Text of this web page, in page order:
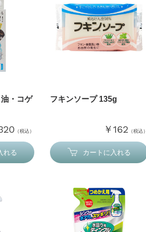
・コゲ
（税込）
れる
フキンソープ 135g
￥162 （税込）
カートに入れる